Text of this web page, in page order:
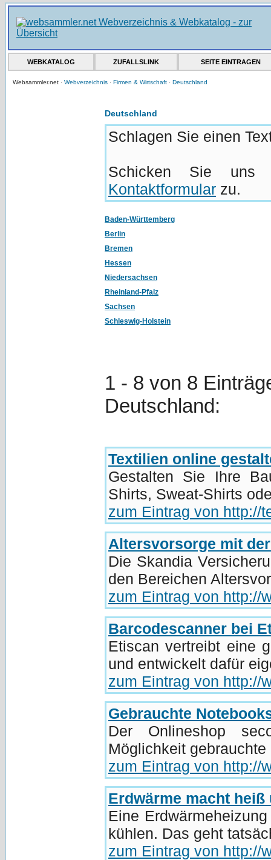
WEBKATALOG ZUFALLSLINK SEITE EINTRAGEN
Websammler.net · Webverzeichnis · Firmen & Wirtschaft · Deutschland
Deutschland
Schlagen Sie einen
Schicken Sie uns
Kontaktformular zu.
Baden-Württemberg
Berlin
Bremen
Hessen
Niedersachsen
Rheinland-Pfalz
Sachsen
Schleswig-Holstein
1 - 8 von 8
Deutschland:
Textilien online
Gestalten Sie Ihre
Shirts, Sweat-Shirts
zum Eintrag von http://
Altersvorsorge mit
Die Skandia
den Bereichen
zum Eintrag von http://
Barcodescanner bei
Etiscan vertreibt eine
und entwickelt dafür
zum Eintrag von http://
Gebrauchte
Der Onlineshop
Möglichkeit
zum Eintrag von http://
Erdwärme macht heiß
Eine
kühlen. Das geht
zum Eintrag von http://